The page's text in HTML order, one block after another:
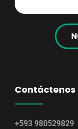
Contáctenos
+593 980529829